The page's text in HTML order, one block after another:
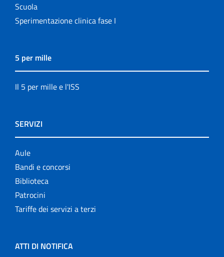
Scuola
Sperimentazione clinica fase I
5 per mille
Il 5 per mille e l'ISS
SERVIZI
Aule
Bandi e concorsi
Biblioteca
Patrocini
Tariffe dei servizi a terzi
ATTI DI NOTIFICA